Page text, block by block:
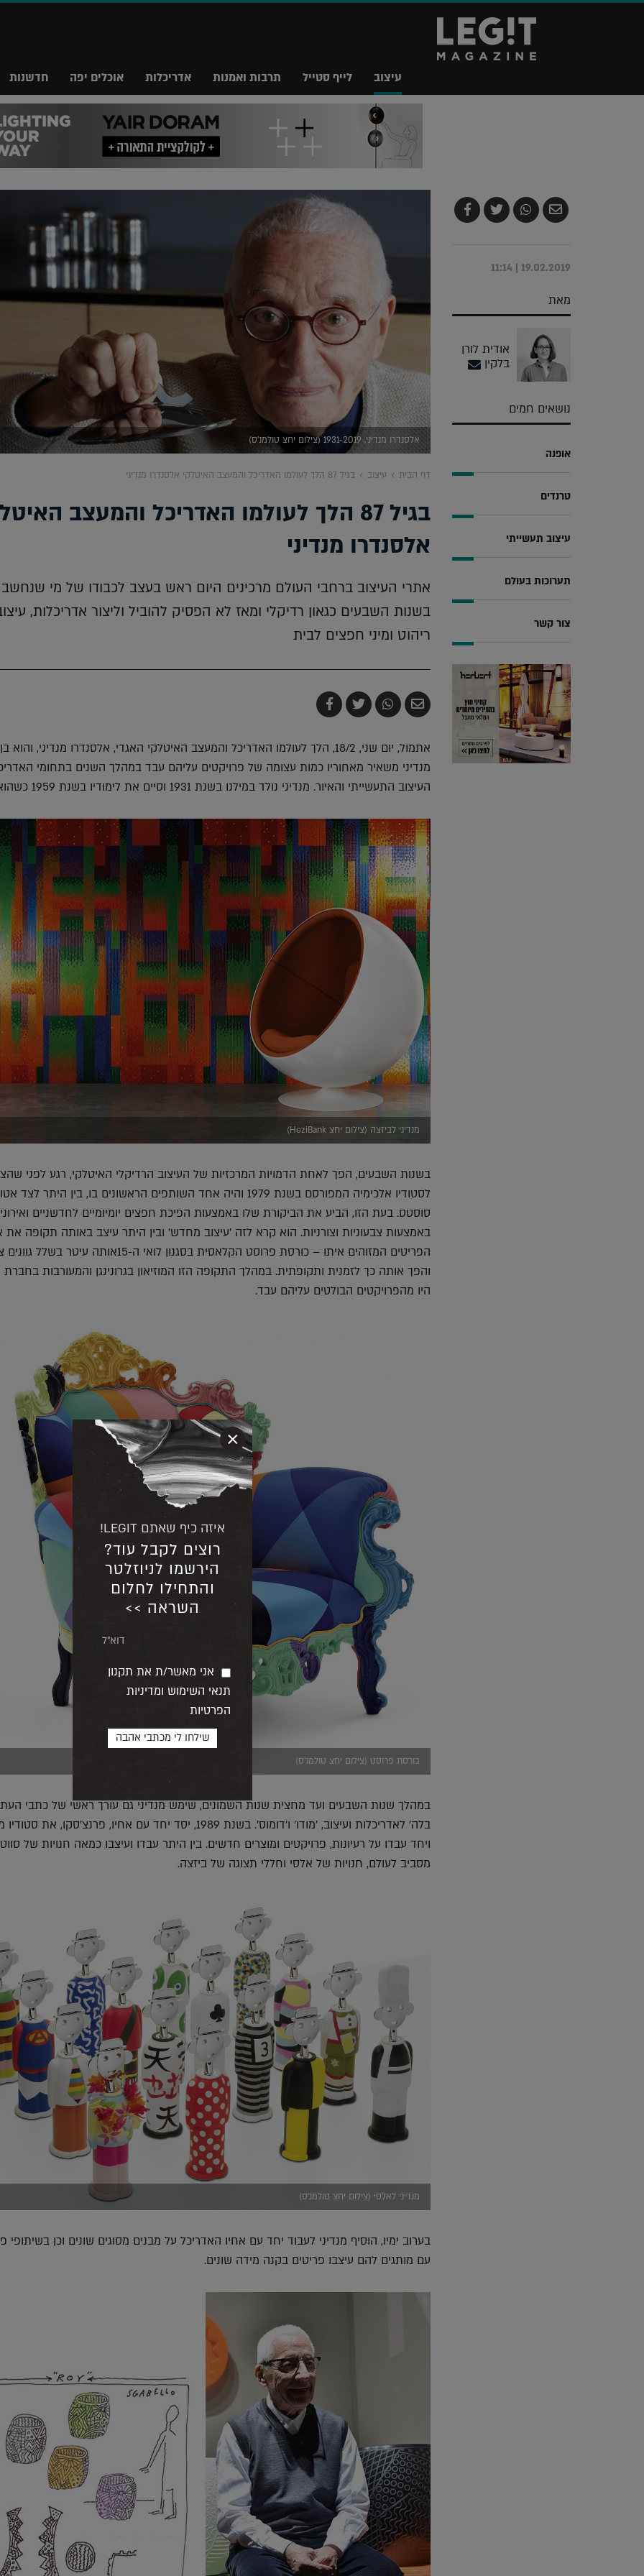
עיצוב לייף סטייל תרבות ואמנות אדריכלות אוכלים יפה חדשנות
אלסנדרו מנדיני, 1931-2019 (צילום יחצ טולמנ'ס)
דף הבית עיצוב בגיל 87 הלך לעולמו האדריכל והמעצב האיטלקי אלסנדרו מנדיני
בגיל 87 הלך לעולמו האדריכל והמעצב
אלסנדרו מנדיני
אתרי העיצוב ברחבי העולם מרכינים היום ראש בעצב לכבודו של מי שנחשב
בשנות השבעים כגאון רדיקלי ומאז לא הפסיק להוביל וליצור אדריכלות,
ריהוט ומיני חפצים לבית
שלח
בדואר
שתף
ב-
צייץ
ב-
שתף
ב-
מנדיני משאיר מאחוריו כמות עצומה של פרויקטים עליהם עבד במהלך השנים בתחומי
העיצוב התעשייתי והאיור. מנדיני נולד במילנו בשנת 1931 וסיים את לימודיו בשנת 1959 כשהוא בן 28.
מנדיני לביזצה (צילום יחצ HeziBank)
בשנות השבעים, הפך לאחת הדמויות המרכזיות של העיצוב הרדיקלי האיטלקי, רגע לפני
לסטודיו אלכימיה המפורסם בשנת 1979 והיה אחד השותפים הראשונים בו, בין היתר לצד
סוסטס. בעת הזו, הביע את הביקורת שלו באמצעות הפיכת חפצים יומיומיים לחדשניים
באמצעות צבעוניות וצורניות. הוא קרא לזה 'עיצוב מחדש' ובין היתר עיצב באותה תקופה
הפריטים המזוהים איתו – כורסת פרוסט הקלאסית בסגנון לואי ה-15אותה
והפך אותה כך לזמנית ותקופתית. במהלך התקופה הזו המוזיאון בגרונינגן והמעורבות בחברת
היו מהפרויקטים הבולטים עליהם עבד.
כורסת פרוסט (צילום יחצ טולמנ'ס)
במהלך שנות השבעים ועד מחצית שנות השמונים, שימש מנדיני גם עורך ראשי של כתבי
בלה' לאדריכלות ועיצוב, 'מודו' ו'דומוס'. בשנת 1989, יסד יחד עם אחיו, פרנצ'סקו, את
ויחד עבדו על רעיונות, פרויקטים ומוצרים חדשים. בין היתר עבדו ועיצבו כמאה חנויות של
מסביב לעולם, חנויות של אלסי וחללי תצוגה של ביזצה.
מנדיני לאלסי (צילום יחצ טולמנ'ס)
בערוב ימיו, הוסיף מנדיני לעבוד יחד עם אחיו האדריכל על מבנים מסוגים שונים וכן בשיתופי
עם מותגים להם עיצבו פריטים בקנה מידה שונים.
שלח
בדואר
שתף
ב-
צייץ
ב-
שתף
ב-
19.02.2019 | 11:14
מאת
אודית לורן
בלקין
נושאים חמים
אופנה
טרנדים
עיצוב תעשייתי
תערוכות בעולם
צור קשר
איזה כיף שאתם LEGIT!
רוצים לקבל עוד?
הירשמו לניוזלטר
והתחילו לחלום
השראה >>
אני מאשר/ת את תקנון
תנאי השימוש ומדיניות
הפרטיות
×